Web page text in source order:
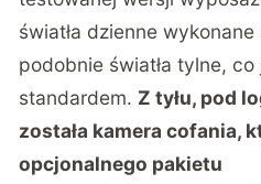
światła dzienne
podobnie światła tylne,
standardem. Z tyłu, pod
została kamera cofania,
opcjonalnego pakietu